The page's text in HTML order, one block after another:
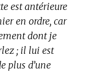
est antérieure
en ordre, car
dont je
; il lui est
plus d’une